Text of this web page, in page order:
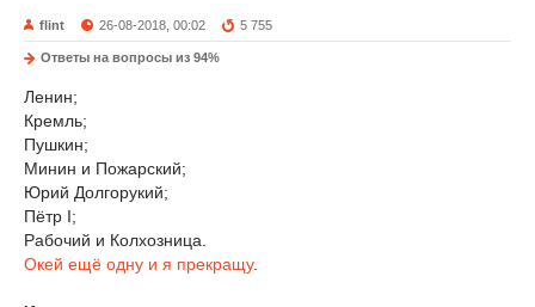
flint 26-08-2018, 00:02 5 755
Ответы на вопросы из 94%
Ленин;
Кремль;
Пушкин;
Минин и Пожарский;
Юрий Долгорукий;
Пётр I;
Рабочий и Колхозница.
Окей ещё одну и я прекращу.